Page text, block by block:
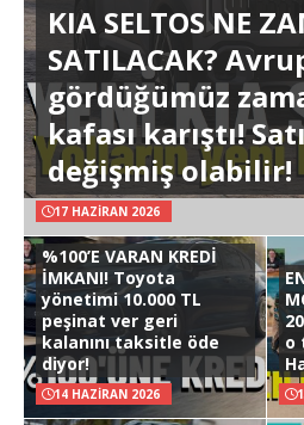
KIA SELTOS NE
SATILACAK?
gördüğümüz
kafası karıştı!
değişmiş olabilir!
17 HAZIRAN 2026
%100’E VARAN KREDİ
İMKANI! Toyota
yönetimi 10.000 TL
peşinat ver geri
kalanını taksitle öde
diyor!
14 HAZIRAN 2026
o